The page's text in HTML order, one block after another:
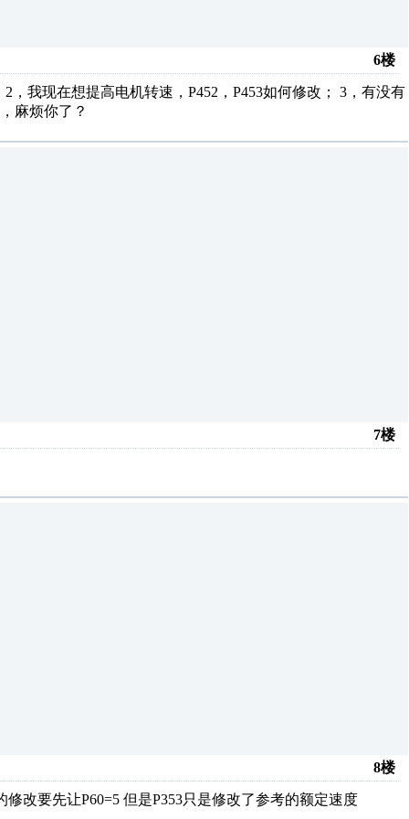
6楼
我现在想提高电机转速，P452，P453如何修改； 3，有没有
麻烦你了？
7楼
8楼
改要先让P60=5 但是P353只是修改了参考的额定速度